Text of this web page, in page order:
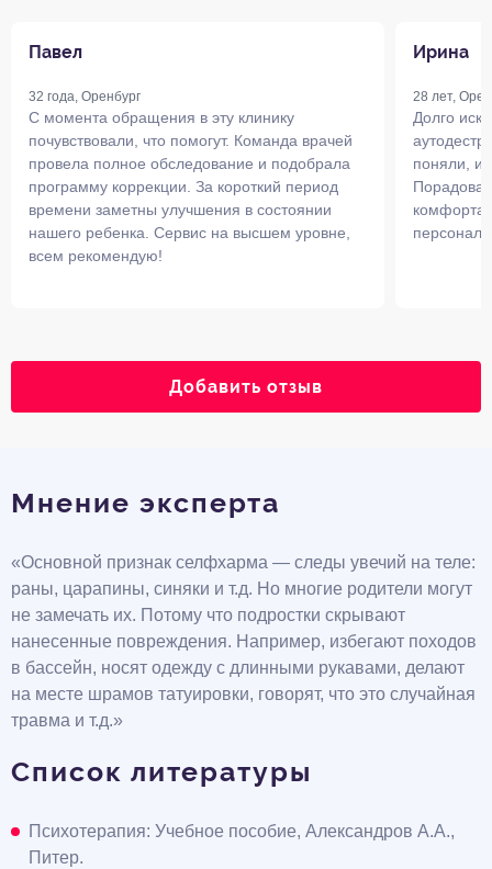
Павел
32 года, Оренбург
С момента обращения в эту клинику
почувствовали, что помогут. Команда врачей
провела полное обследование и подобрала
программу коррекции. За короткий период
времени заметны улучшения в состоянии
нашего ребенка. Сервис на высшем уровне,
всем рекомендую!
Ирина
28 лет,
Долго
поняли, и
персонал
Добавить отзыв
Мнение эксперта
«Основной признак селфхарма — следы увечий на теле:
раны, царапины, синяки и т.д. Но многие родители могут
не замечать их. Потому что подростки скрывают
нанесенные повреждения. Например, избегают походов
в бассейн, носят одежду с длинными рукавами, делают
на месте шрамов татуировки, говорят, что это случайная
травма и т.д.»
Список литературы
Психотерапия: Учебное пособие, Александров А.А.,
Питер.